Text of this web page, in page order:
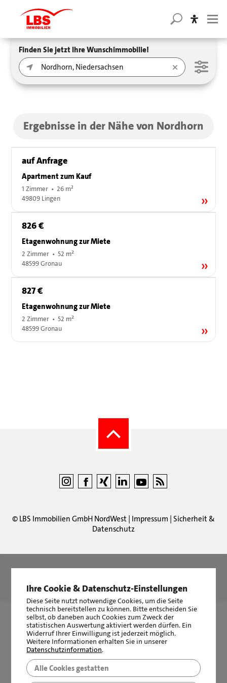
Finden Sie jetzt Ihre Wunschimmobilie!
Ergebnisse in der Nähe von Nordhorn
auf Anfrage
Apartment zum Kauf
1 Zimmer • 26 m²
49809 Lingen
826 €
Etagenwohnung zur Miete
2 Zimmer • 52 m²
48599 Gronau
827 €
Etagenwohnung zur Miete
2 Zimmer • 52 m²
48599 Gronau
© LBS Immobilien GmbH NordWest | Impressum | Sicherheit &
Datenschutz
|2510Bewertungen auf ProvenExpert.com
Ihre Cookie & Datenschutz-Einstellungen
Diese Seite nutzt notwendige Cookies, um die Seite
technisch bereitstellen zu können. Bitte entscheiden Sie
selbst, ob daneben auch Cookies zum Zweck der
statistischen Auswertung aktiviert werden dürfen. Ein
Widerruf Ihrer Einwilligung ist jederzeit möglich.
Weitere Informationen erhalten Sie in unserer
Datenschutzinformation.
Alle Cookies gestatten